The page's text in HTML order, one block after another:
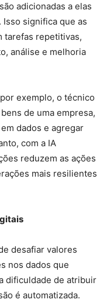
adicionadas a elas
significa que as
tarefas repetitivas,
análise e melhoria
exemplo, o técnico
de uma empresa,
dados e agregar
com a IA
reduzem as ações
mais resilientes
desafiar valores
nos dados que
dificuldade de atribuir
é automatizada.